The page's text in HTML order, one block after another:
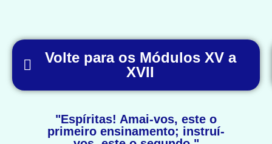
Volte para os Módulos XV a
XVII
"Espíritas! Amai-vos, este o
primeiro ensinamento; instruí-